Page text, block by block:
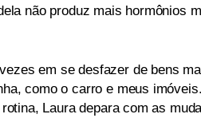
não produz mais hormônios
em se desfazer de bens
como o carro e meus
Laura depara com as